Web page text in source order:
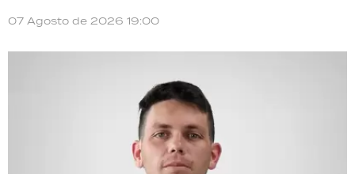
07 Agosto de 2026 19:00